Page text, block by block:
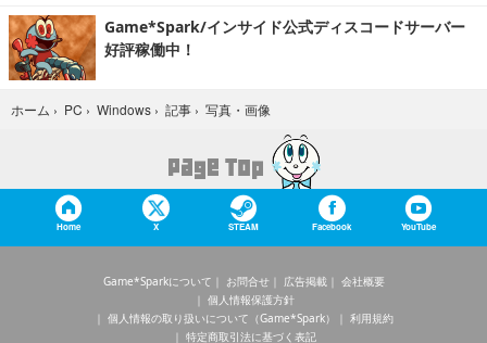
Game*Spark/インサイド公式ディスコードサーバー
好評稼働中！
ホーム › PC › Windows › 記事 › 写真・画像
Home X STEAM Facebook YouTube
Game*Sparkについて お問合せ 広告掲載
会社概要
個人情報保護方針
個人情報の取り扱いについて（Game*Spark）
利用規約
特定商取引法に基づく表記